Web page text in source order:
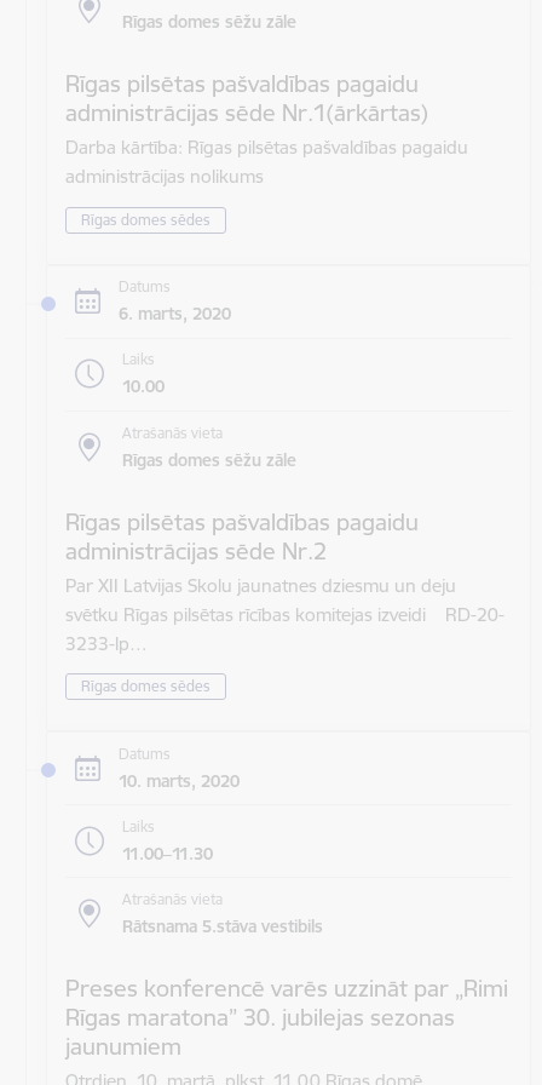
Rīgas domes sēžu zāle
Rīgas pilsētas pašvaldības pagaidu
administrācijas sēde Nr.1(ārkārtas)
Darba kārtība: Rīgas pilsētas pašvaldības pagaidu
administrācijas nolikums
Rīgas domes sēdes
Datums
6. marts, 2020
Laiks
10.00
Atrašanās vieta
Rīgas domes sēžu zāle
Rīgas pilsētas pašvaldības pagaidu
administrācijas sēde Nr.2
Par XII Latvijas Skolu jaunatnes dziesmu un deju
svētku Rīgas pilsētas rīcības komitejas izveidi RD-20-
3233-lp…
Rīgas domes sēdes
Datums
10. marts, 2020
Laiks
11.00–11.30
Atrašanās vieta
Rātsnama 5.stāva vestibils
Preses konferencē varēs uzzināt par „Rimi
Rīgas maratona” 30. jubilejas sezonas
jaunumiem